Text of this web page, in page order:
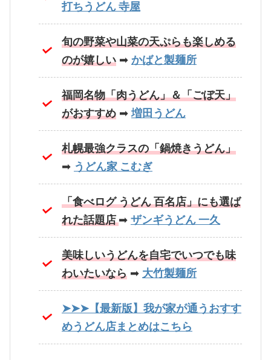
打ちうどん 寺屋
旬の野菜や山菜の天ぷらも楽しめる
のが嬉しい ➡ かばと製麺所
福岡名物「肉うどん」＆「ごぼ天」
がおすすめ ➡ 増田うどん
札幌最強クラスの「鍋焼きうどん」
➡ うどん家 こむぎ
「食べログ うどん 百名店」にも選ば
れた話題店➡ ザンギうどん 一久
美味しいうどんを自宅でいつでも味
わいたいなら ➡ 大竹製麺所
➤➤➤【最新版】我が家が通うおすす
めうどん店まとめはこちら